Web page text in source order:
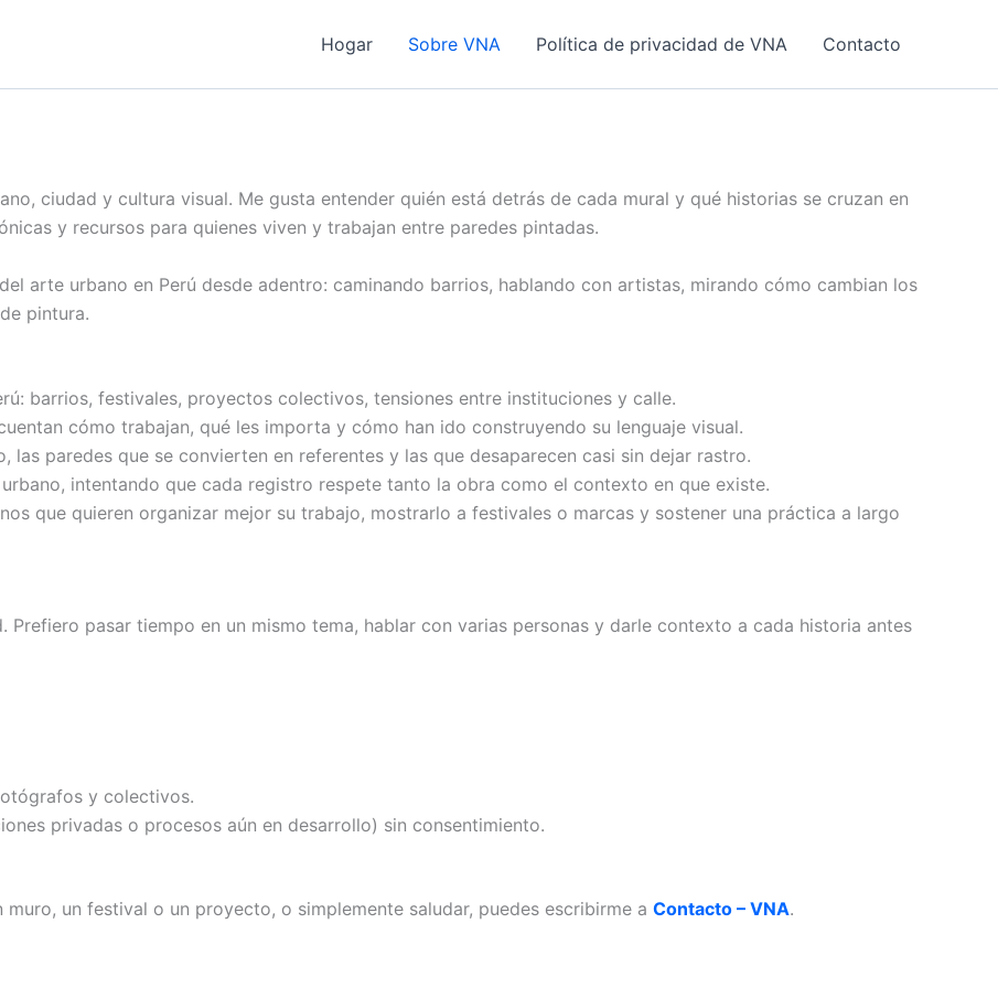
Hogar Sobre VNA Política de privacidad de VNA Contacto
ciudad y cultura visual. Me gusta entender quién está detrás de cada mural y qué historias se cruzan en
y recursos para quienes viven y trabajan entre paredes pintadas.
arte urbano en Perú desde adentro: caminando barrios, hablando con artistas, mirando cómo cambian los
pintura.
barrios, festivales, proyectos colectivos, tensiones entre instituciones y calle.
cómo trabajan, qué les importa y cómo han ido construyendo su lenguaje visual.
las paredes que se convierten en referentes y las que desaparecen casi sin dejar rastro.
intentando que cada registro respete tanto la obra como el contexto en que existe.
que quieren organizar mejor su trabajo, mostrarlo a festivales o marcas y sostener una práctica a largo
Prefiero pasar tiempo en un mismo tema, hablar con varias personas y darle contexto a cada historia antes
y colectivos.
privadas o procesos aún en desarrollo) sin consentimiento.
un festival o un proyecto, o simplemente saludar, puedes escribirme a Contacto – VNA.